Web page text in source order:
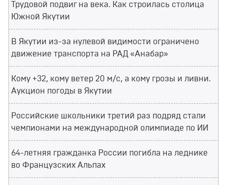
Трудовой подвиг на века. Как строилась столица
Южной Якутии
В Якутии из-за нулевой видимости ограничено
движение транспорта на РАД «Анабар»
Кому +32, кому ветер 20 м/с, а кому грозы и ливни.
Аукцион погоды в Якутии
Российские школьники третий раз подряд стали
чемпионами на международной олимпиаде по ИИ
64-летняя гражданка России погибла на леднике
во Французских Альпах